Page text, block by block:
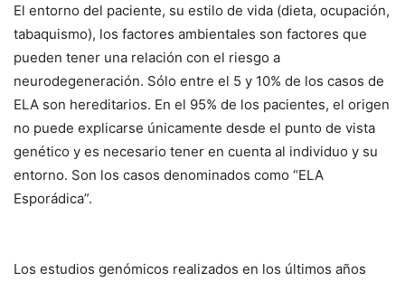
El entorno del paciente, su estilo de vida (dieta, ocupación,
tabaquismo), los factores ambientales son factores que
pueden tener una relación con el riesgo a
neurodegeneración. Sólo entre el 5 y 10% de los casos de
ELA son hereditarios. En el 95% de los pacientes, el origen
no puede explicarse únicamente desde el punto de vista
genético y es necesario tener en cuenta al individuo y su
entorno. Son los casos denominados como “ELA
Esporádica”.
Los estudios genómicos realizados en los últimos años